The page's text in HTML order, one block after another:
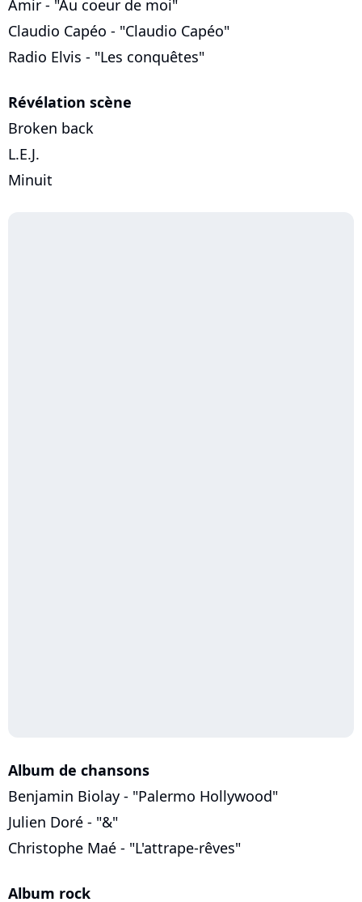
Amir - "Au coeur de moi"
Claudio Capéo - "Claudio Capéo"
Radio Elvis - "Les conquêtes"
Révélation scène
Broken back
L.E.J.
Minuit
Album de chansons
Benjamin Biolay - "Palermo Hollywood"
Julien Doré - "&"
Christophe Maé - "L'attrape-rêves"
Album rock